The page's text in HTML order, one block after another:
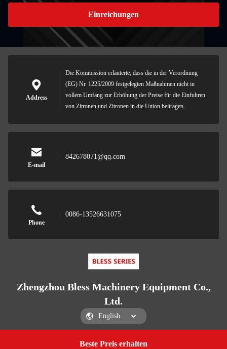
Beste Preis erhalten
Einreichungen
Address
Die Kommission erläuterte, dass die in der Verordnung
(EG) Nr. 1225/2009 festgelegten Maßnahmen nicht in
vollem Umfang zur Erhöhung der Preise für die Einfuhren
von Zitronen und Zitronen in die Union beitragen.
E-mail
842678071@qq.com
Phone
0086-13526631075
Zhengzhou Bless Machinery Equipment Co.,
Ltd.
Zhengzhou Bless Machinery Equipment Co., Ltd.
Get a Quote